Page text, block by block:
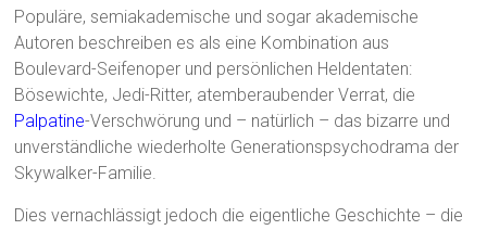
Populäre, semiakademische und sogar akademische
Autoren beschreiben es als eine Kombination aus
Boulevard-Seifenoper und persönlichen Heldentaten:
Bösewichte, Jedi-Ritter, atemberaubender Verrat, die
Palpatine-Verschwörung und – natürlich – das bizarre und
unverständliche wiederholte Generationspsychodrama der
Skywalker-Familie.
Dies vernachlässigt jedoch die eigentliche Geschichte – die